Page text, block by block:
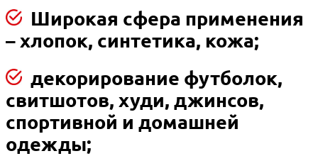
Широкая сфера применения
– хлопок, синтетика, кожа;
декорирование футболок,
свитшотов, худи, джинсов,
спортивной и домашней
одежды;